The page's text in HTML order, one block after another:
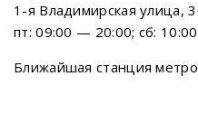
1-я Владимирская улица,
пт: 09:00 — 20:00; сб:
Ближайшая станция